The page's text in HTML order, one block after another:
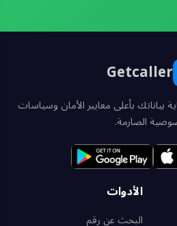
Getcaller
بأعلى معايير الأمان وسياسات
الصارمة.
الأدوات
البحث عن رقم